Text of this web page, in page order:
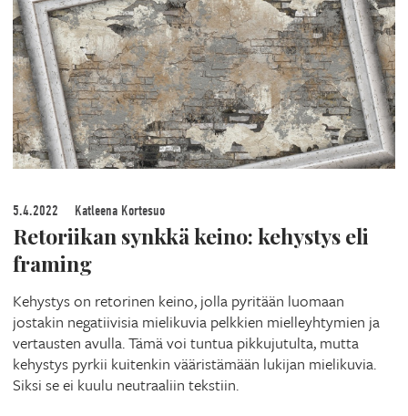
5.4.2022 Katleena Kortesuo
Retoriikan synkkä keino: kehystys eli
framing
Kehystys on retorinen keino, jolla pyritään luomaan
jostakin negatiivisia mielikuvia pelkkien mielleyhtymien ja
vertausten avulla. Tämä voi tuntua pikkujutulta, mutta
kehystys pyrkii kuitenkin vääristämään lukijan mielikuvia.
Siksi se ei kuulu neutraaliin tekstiin.